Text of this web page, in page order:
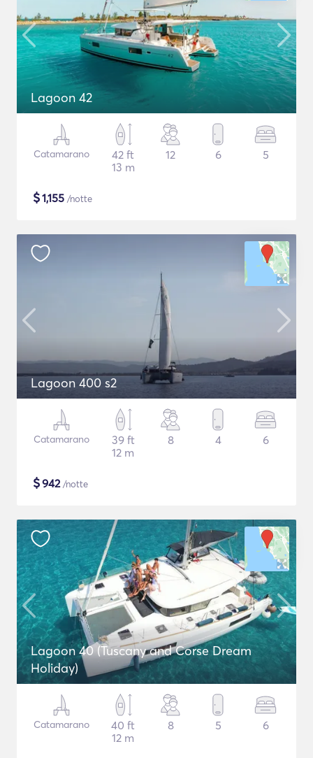
Lagoon 42
Catamarano
42 ft
13 m
12 6 5
$1,155 /notte
Lagoon 400 s2
Catamarano
39 ft
12 m
8 4 6
$942/notte
Lagoon 40 (Tuscany and Corse Dream
Holiday)
Catamarano
40 ft
12 m
8 5 6